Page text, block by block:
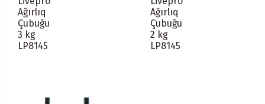
Ağırlıq
Çubuğu
3 kg
LP8145
Ağırlıq
Çubuğu
2 kg
LP8145